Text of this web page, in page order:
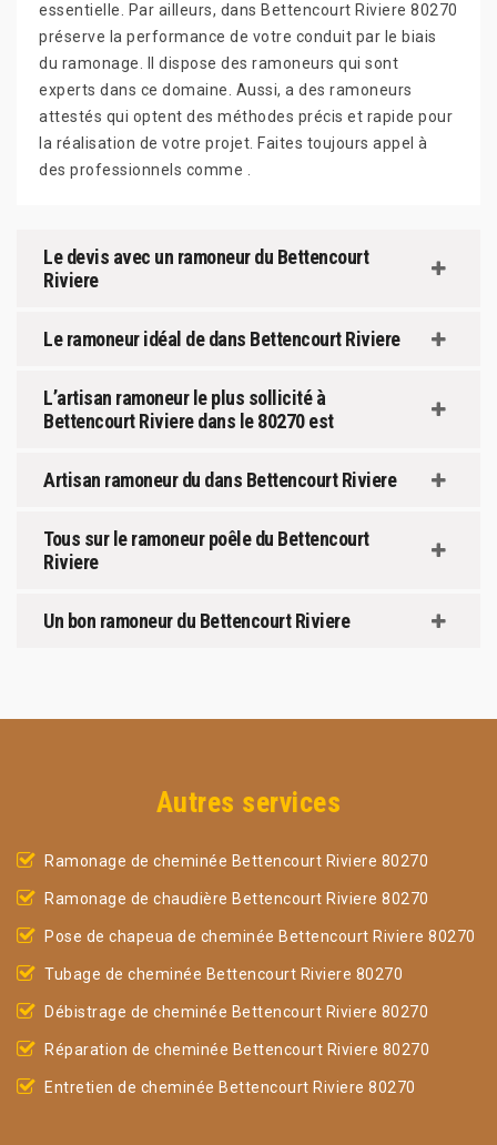
essentielle. Par ailleurs, dans Bettencourt Riviere 80270
préserve la performance de votre conduit par le biais
du ramonage. Il dispose des ramoneurs qui sont
experts dans ce domaine. Aussi, a des ramoneurs
attestés qui optent des méthodes précis et rapide pour
la réalisation de votre projet. Faites toujours appel à
des professionnels comme .
Le devis avec un ramoneur du Bettencourt
Riviere
Le ramoneur idéal de dans Bettencourt Riviere
L’artisan ramoneur le plus sollicité à
Bettencourt Riviere dans le 80270 est
Artisan ramoneur du dans Bettencourt Riviere
Tous sur le ramoneur poêle du Bettencourt
Riviere
Un bon ramoneur du Bettencourt Riviere
Autres services
Ramonage de cheminée Bettencourt Riviere 80270
Ramonage de chaudière Bettencourt Riviere 80270
Pose de chapeua de cheminée Bettencourt Riviere 80270
Tubage de cheminée Bettencourt Riviere 80270
Débistrage de cheminée Bettencourt Riviere 80270
Réparation de cheminée Bettencourt Riviere 80270
Entretien de cheminée Bettencourt Riviere 80270